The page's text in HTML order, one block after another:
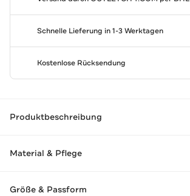
Schnelle Lieferung in 1-3 Werktagen
Kostenlose Rücksendung
Produktbeschreibung
Material & Pflege
Größe & Passform